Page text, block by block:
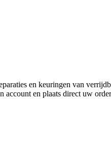
en keuringen van
en plaats direct uw